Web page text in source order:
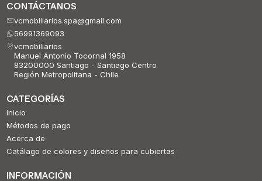
CONTÁCTANOS
vcmobiliarios.spa@gmail.com
56991369093
vcmobiliarios
Manuel Antonio Tocornal 1958
83200000 Santiago - Santiago Centro
Región Metropolitana - Chile
CATEGORÍAS
Inicio
Métodos de pago
Acerca de
Catálago de colores y diseños para cubiertas
INFORMACIÓN